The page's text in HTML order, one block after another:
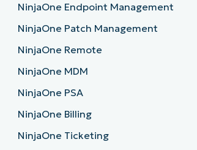
NinjaOne Endpoint Management
NinjaOne Patch Management
NinjaOne Remote
NinjaOne MDM
NinjaOne PSA
NinjaOne Billing
NinjaOne Ticketing